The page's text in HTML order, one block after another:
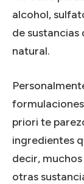
alcohol,
de sustancias
natural.
priori te
ingredientes
decir,
otras